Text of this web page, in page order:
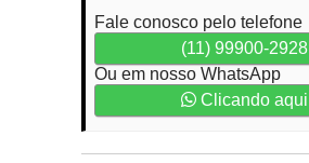
Fale conosco pelo telefone
(11) 99900-2928
Ou em nosso WhatsApp
Clicando aqui